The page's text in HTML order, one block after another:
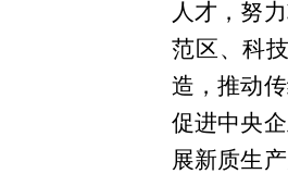
人才，努
范区、科
造，推动
促进中央
展新质生